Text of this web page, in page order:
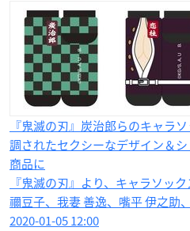
『鬼滅の刃』炭治郎らのキャラ
調されたセクシーなデザイン＆
商品に
『鬼滅の刃』より、キャラソッ
禰豆子、我妻 善逸、嘴平 伊之助
2020-01-05 12:00